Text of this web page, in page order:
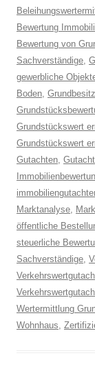
Bewertung
Bewertung von
Sachverständige
gewerbliche
Boden
Grundstückswert
Grundstückswert
Gutachten
Marktanalyse
öffentliche
steuerliche
Sachverständige
Wertermittlung
Wohnhaus